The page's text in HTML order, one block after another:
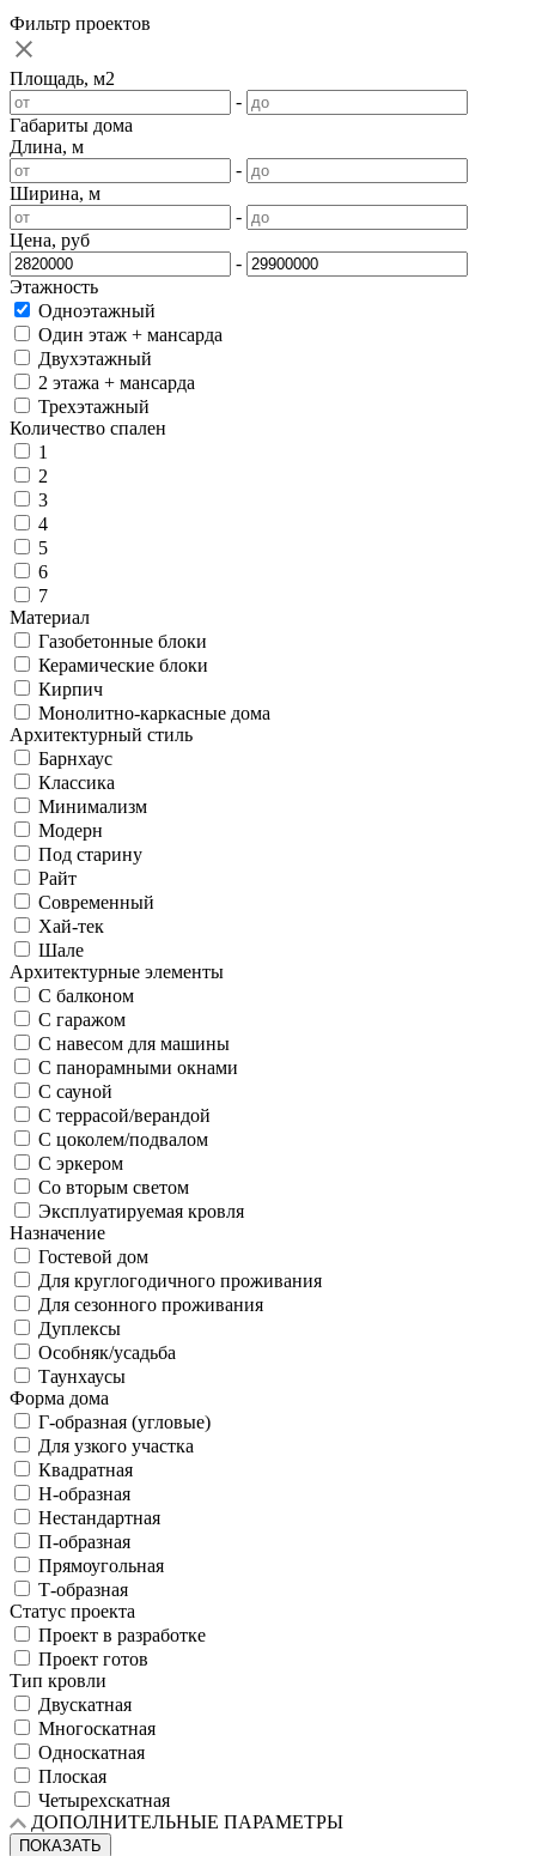
Фильтр проектов
Площадь, м2
-
Габариты дома
Длина, м
-
Ширина, м
-
Цена, руб
-
Этажность
Одноэтажный
Один этаж + мансарда
Двухэтажный
2 этажа + мансарда
Трехэтажный
Количество спален
1
2
3
4
5
6
7
Материал
Газобетонные блоки
Керамические блоки
Кирпич
Монолитно-каркасные дома
Архитектурный стиль
Барнхаус
Классика
Минимализм
Модерн
Под старину
Райт
Современный
Хай-тек
Шале
Архитектурные элементы
С балконом
С гаражом
С навесом для машины
С панорамными окнами
С сауной
С террасой/верандой
С цоколем/подвалом
С эркером
Со вторым светом
Эксплуатируемая кровля
Назначение
Гостевой дом
Для круглогодичного проживания
Для сезонного проживания
Дуплексы
Особняк/усадьба
Таунхаусы
Форма дома
Г-образная (угловые)
Для узкого участка
Квадратная
Н-образная
Нестандартная
П-образная
Прямоугольная
Т-образная
Статус проекта
Проект в разработке
Проект готов
Тип кровли
Двускатная
Многоскатная
Односкатная
Плоская
Четырехскатная
ДОПОЛНИТЕЛЬНЫЕ ПАРАМЕТРЫ
ПОКАЗАТЬ